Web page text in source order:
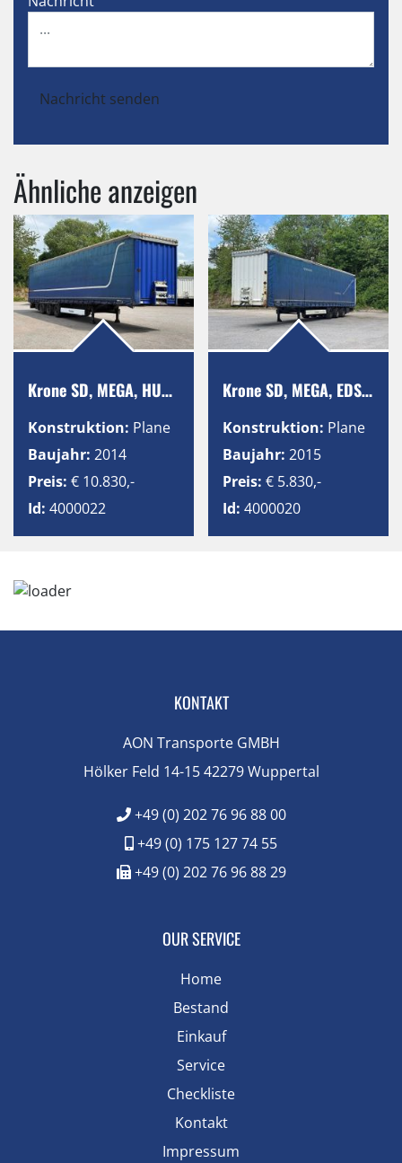
Nachricht senden
Ähnliche anzeigen
Krone SD, MEGA, HUBDACH, BPW, CoilMulde
Konstruktion: Plane
Baujahr: 2014
Preis: € 10.830,-
Id: 4000022
Krone SD, MEGA, EDSCHA, BPW, Portaltüren
Konstruktion: Plane
Baujahr: 2015
Preis: € 5.830,-
Id: 4000020
KONTAKT
AON Transporte GMBH
Hölker Feld 14-15 42279 Wuppertal
+49 (0) 202 76 96 88 00
+49 (0) 175 127 74 55
+49 (0) 202 76 96 88 29
OUR SERVICE
Home
Bestand
Einkauf
Service
Checkliste
Kontakt
Impressum